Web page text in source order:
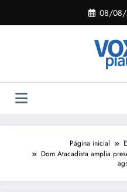
o
08/
Página inicial
Dom Atacadista amplia